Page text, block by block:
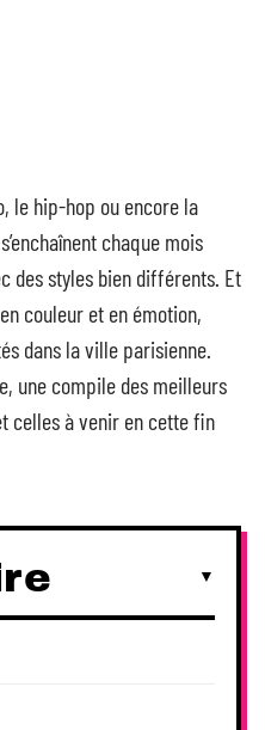
le hip-hop ou encore la
chaque mois
des styles bien différents. Et
couleur et en émotion,
dans la ville parisienne.
une compile des meilleurs
celles à venir en cette fin